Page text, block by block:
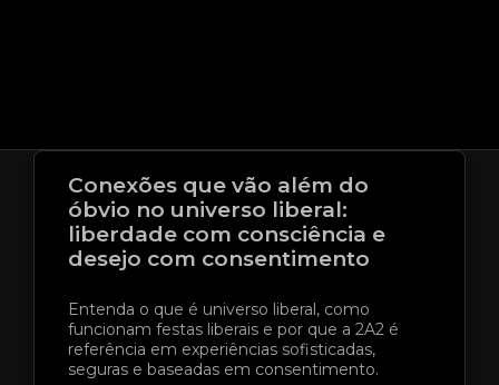
Conexões que vão além do
óbvio no universo liberal:
liberdade com consciência e
desejo com consentimento
Entenda o que é universo liberal, como
funcionam festas liberais e por que a 2A2 é
referência em experiências sofisticadas,
seguras e baseadas em consentimento.